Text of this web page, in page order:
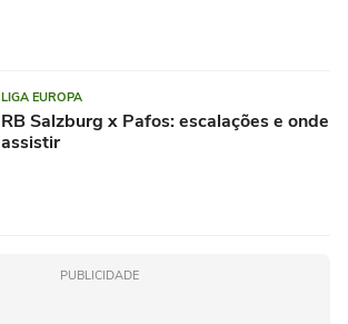
LIGA EUROPA
RB Salzburg x Pafos: escalações e onde
assistir
PUBLICIDADE